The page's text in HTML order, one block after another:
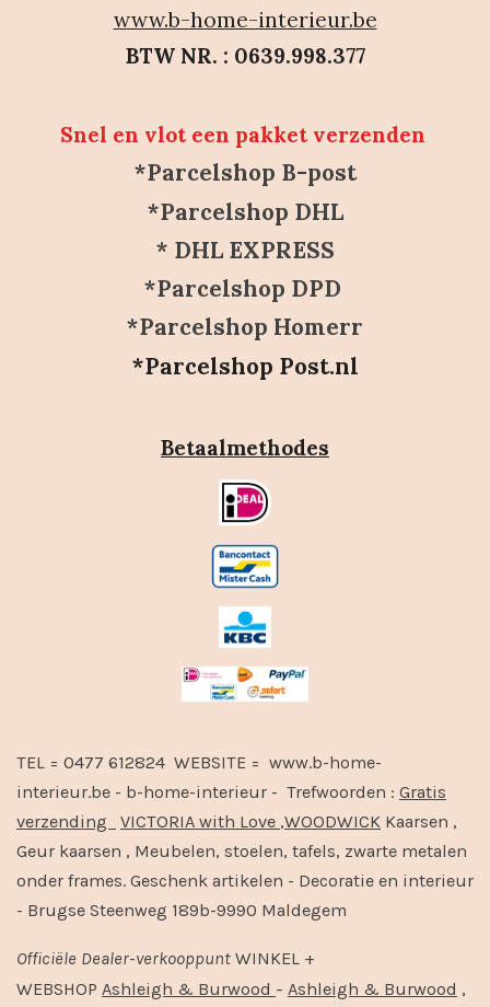
www.b-home-interieur.be
BTW NR. : 0639.998.377
Snel en vlot een pakket verzenden
*Parcelshop B-post
*Parcelshop DHL
* DHL EXPRESS
*Parcelshop DPD
*Parcelshop Homerr
*Parcelshop Post.nl
Betaalmethodes
TEL = 0477 612824 WEBSITE = www.b-home-
interieur.be - b-home-interieur - Trefwoorden : Gratis
verzending
VICTORIA with Love ,WOODWICK Kaarsen ,
Geur kaarsen , Meubelen, stoelen, tafels, zwarte metalen
onder frames. Geschenk artikelen - Decoratie en interieur
- Brugse Steenweg 189b-9990 Maldegem
Officiële Dealer-verkooppunt WINKEL +
WEBSHOP Ashleigh & Burwood - Ashleigh & Burwood ,